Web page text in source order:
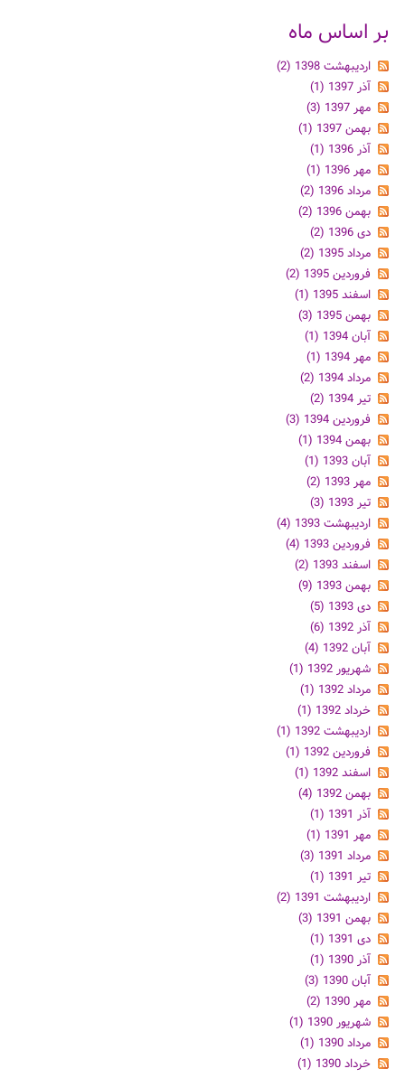
بر اساس ماه
اردیبهشت 1398 (2)
آذر 1397 (1)
مهر 1397 (3)
بهمن 1397 (1)
آذر 1396 (1)
مهر 1396 (1)
مرداد 1396 (2)
بهمن 1396 (2)
دی 1396 (2)
مرداد 1395 (2)
فروردین 1395 (2)
اسفند 1395 (1)
بهمن 1395 (3)
آبان 1394 (1)
مهر 1394 (1)
مرداد 1394 (2)
تیر 1394 (2)
فروردین 1394 (3)
بهمن 1394 (1)
آبان 1393 (1)
مهر 1393 (2)
تیر 1393 (3)
اردیبهشت 1393 (4)
فروردین 1393 (4)
اسفند 1393 (2)
بهمن 1393 (9)
دی 1393 (5)
آذر 1392 (6)
آبان 1392 (4)
شهریور 1392 (1)
مرداد 1392 (1)
خرداد 1392 (1)
اردیبهشت 1392 (1)
فروردین 1392 (1)
اسفند 1392 (1)
بهمن 1392 (4)
آذر 1391 (1)
مهر 1391 (1)
مرداد 1391 (3)
تیر 1391 (1)
اردیبهشت 1391 (2)
بهمن 1391 (3)
دی 1391 (1)
آذر 1390 (1)
آبان 1390 (3)
مهر 1390 (2)
شهریور 1390 (1)
مرداد 1390 (1)
خرداد 1390 (1)